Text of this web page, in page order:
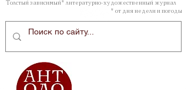
Толстый зависимый* литературно-художественный журнал
* от дня недели и погоды